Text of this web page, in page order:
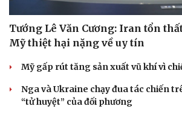
Tướng Lê Văn Cương: Iran tổn
Mỹ thiệt hại nặng về uy tín
Mỹ gấp rút tăng sản xuất vũ khí vì
Nga và Ukraine chạy đua tác chiến
“tử huyệt” của đối phương